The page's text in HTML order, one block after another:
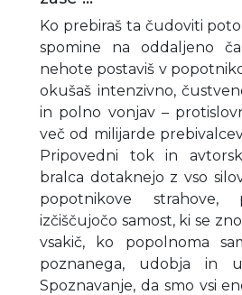
Ko prebiraš ta čudoviti
spomine na oddaljeno
nehote postaviš v
okušaš intenzivno,
in polno vonjav –
več od milijarde
Pripovedni tok in
bralca dotaknejo z vso
popotnikove strahove,
izčiščujočo samost, ki se
vsakič, ko popolnoma
poznanega, udobja in
Spoznavanje, da smo vsi